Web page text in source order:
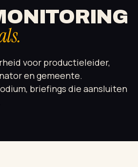
voor productieleider,
en gemeente.
briefings die aansluiten